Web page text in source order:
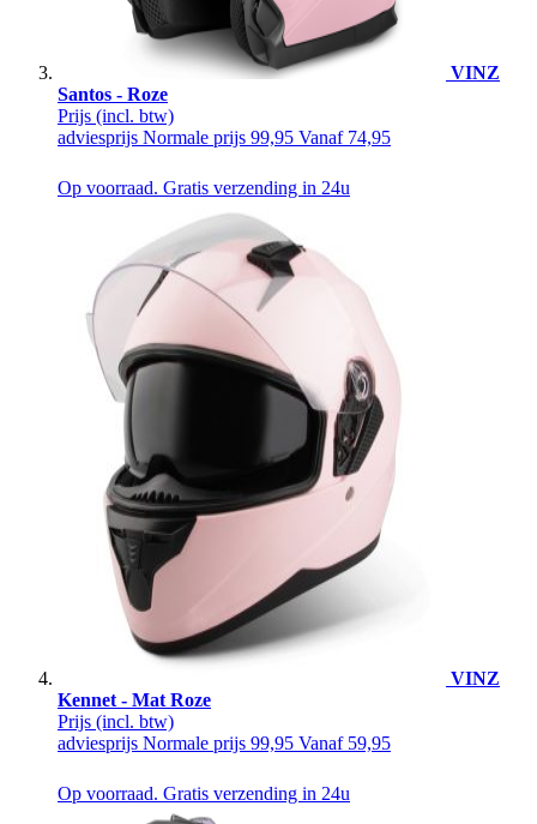
VINZ
Santos - Roze
Prijs (incl. btw)
adviesprijs Normale prijs 99,95 Vanaf 74,95
Op voorraad. Gratis verzending in 24u
VINZ
Kennet - Mat Roze
Prijs (incl. btw)
adviesprijs Normale prijs 99,95 Vanaf 59,95
Op voorraad. Gratis verzending in 24u